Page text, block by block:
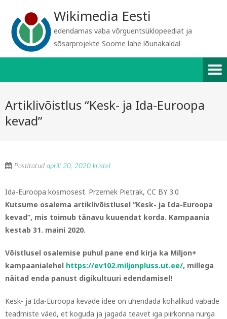
Wikimedia Eesti
edendamas vaba võrguentsüklopeediat ja
sõsarprojekte Soome lahe lõunakaldal
Artiklivõistlus “Kesk- ja Ida-Euroopa
kevad”
Postitatud aprill 20, 2020 kristel
Ida-Euroopa kosmosest. Przemek Pietrak, CC BY 3.0
Kutsume osalema artiklivõistlusel “Kesk- ja Ida-Euroopa
kevad”, mis toimub tänavu kuuendat korda. Kampaania
kestab 31. maini 2020.
Võistlusel osalemise puhul pane end kirja ka Miljon+
kampaanialehel https://ev102.miljonpluss.ut.ee/, millega
näitad enda panust digikultuuri edendamisel!
Kesk- ja Ida-Euroopa kevade idee on ühendada kohalikud vabade
teadmiste väed, et koguda ja jagada teavet iga piirkonna nurga